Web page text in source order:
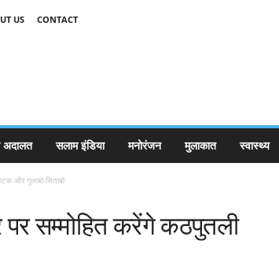
US
CONTACT
अदालत सलाम इंडिया मनोरंजन मुलाकात स्वास्थ्य
और गुलाबो-सिताबो
सम्मोहित करेंगे कठपुतली